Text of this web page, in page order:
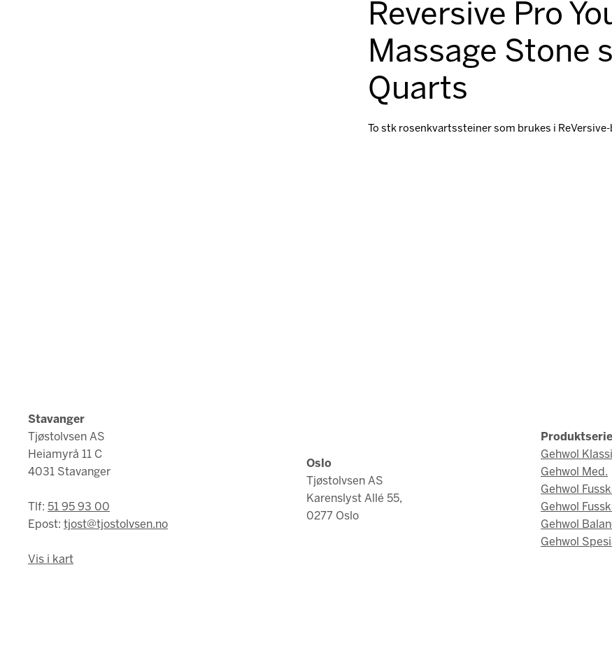
Reversive Pro
Massage Stone
Quarts
To stk rosenkvartssteiner som brukes i
Stavanger
Tjøstolvsen AS
Heiamyrå 11 C
4031 Stavanger
Tlf: 51 95 93 00
Epost: tjost@tjostolvsen.no
Vis i kart
Oslo
Tjøstolvsen AS
Karenslyst Allé 55,
0277 Oslo
Gehwol
Gehwol Med.
Gehwol
Gehwol
Gehwol
Gehwol